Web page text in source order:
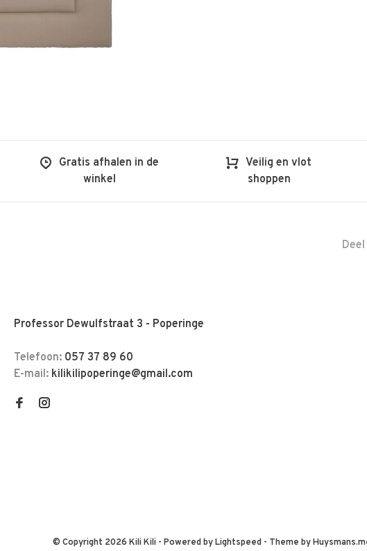
Gratis afhalen in de
winkel
Veilig en vlot
shoppen
Professor Dewulfstraat 3 - Poperinge
Telefoon: 057 37 89 60
E-mail: kilikilipoperinge@gmail.com
© Copyright 2026 Kili Kili - Powered byLightspeed- Theme by